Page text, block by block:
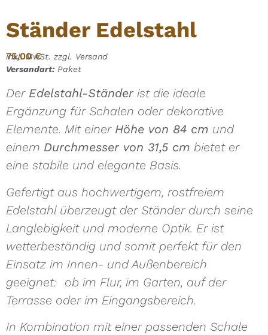
Ständer Edelstahl
75,00€
inkl. MwSt. zzgl. Versand
Versandart:Paket
Der Edelstahl-Ständerist die ideale
Ergänzung für Schalen oder dekorative
Elemente. Mit einer Höhe von 84 cm und
einem Durchmesser von 31,5 cm bietet er
eine stabile und elegante Basis.
Gefertigt aus hochwertigem, rostfreiem
Edelstahl überzeugt der Ständer durch seine
Langlebigkeit und moderne Optik. Er ist
wetterbeständig und somit perfekt für den
Einsatz im Innen- und Außenbereich
geeignet: ob im Flur, im Garten, auf der
Terrasse oder im Eingangsbereich.
In Kombination mit einer passenden Schale